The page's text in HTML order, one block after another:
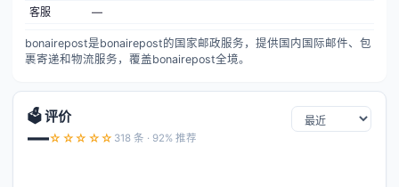
客服
—
bonairepost是bonairepost的国家邮政服务，提供国内国际邮件、包
裹寄递和物流服务，覆盖bonairepost全境。
🗳️ 评价
—☆☆☆☆☆ 318 条 · 92% 推荐